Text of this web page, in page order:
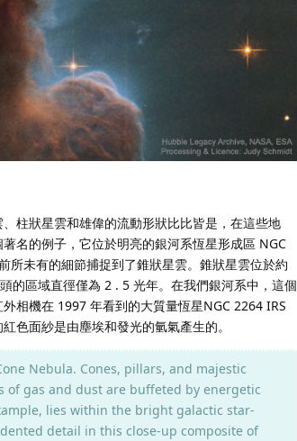
柱狀星雲和雄偉的流動形狀比比皆是，在這些地
名的例子，它位於明亮的銀河系恆星形成區 NGC
所未有的細節捕捉到了錐狀星雲。錐狀星雲位於約
的區域直徑僅為 2 . 5 光年。在我們銀河系中，這個
相機在 1997 年看到的大質量恆星NGC 2264 IRS
色面紗是由塵埃和發光的氫氣產生的。
Nebula. Cones, pillars, and majestic
gas and dust are buffeted by energetic
lies within the bright galactic star-
detail in this close-up composite of